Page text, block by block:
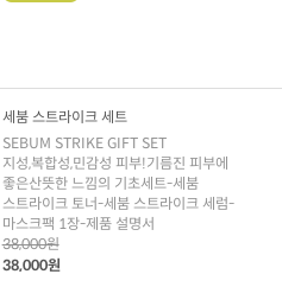
세붐 스트라이크 세트
SEBUM STRIKE GIFT SET
지성,복합성,민감성 피부!기름진 피부에
좋은산뜻한 느낌의 기초세트-세붐
스트라이크 토너-세붐 스트라이크 세럼-
마스크팩 1장-제품 설명서
38,000원
38,000원